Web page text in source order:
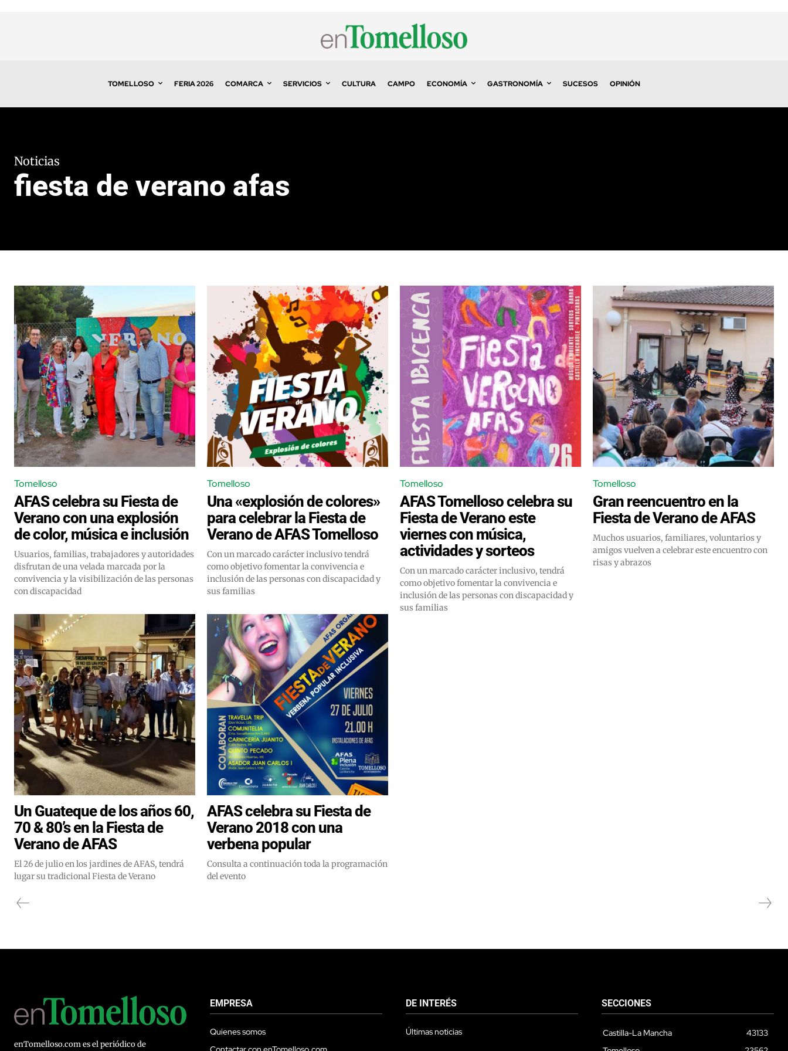
TOMELLOSO FERIA 2026 COMARCA SERVICIOS CULTURA CAMPO ECONOMÍA GASTRONOMÍA SUCESOS OPINIÓN
Noticias
fiesta de verano afas
Tomelloso
AFAS celebra su Fiesta de
Verano con una explosión
de color, música e inclusión
Usuarios, familias, trabajadores y autoridades
disfrutan de una velada marcada por la
convivencia y la visibilización de las personas
con discapacidad
Tomelloso
Una «explosión de colores»
para celebrar la Fiesta de
Verano de AFAS Tomelloso
Con un marcado carácter inclusivo tendrá
como objetivo fomentar la convivencia e
inclusión de las personas con discapacidad y
sus familias
Tomelloso
AFAS Tomelloso celebra su
Fiesta de Verano este
viernes con música,
actividades y sorteos
Con un marcado carácter inclusivo, tendrá
como objetivo fomentar la convivencia e
inclusión de las personas con discapacidad y
sus familias
Tomelloso
Gran reencuentro en la
Fiesta de Verano de AFAS
Muchos usuarios, familiares, voluntarios y
amigos vuelven a celebrar este encuentro con
risas y abrazos
Un Guateque de los años 60,
70 & 80’s en la Fiesta de
Verano de AFAS
El 26 de julio en los jardines de AFAS, tendrá
lugar su tradicional Fiesta de Verano
AFAS celebra su Fiesta de
Verano 2018 con una
verbena popular
Consulta a continuación toda la programación
del evento
enTomelloso.com es el periódico de
EMPRESA
Quienes somos
DE INTERÉS
Últimas noticias
SECCIONES
Castilla-La Mancha
43133